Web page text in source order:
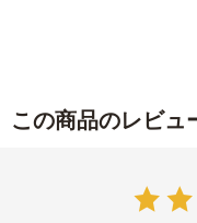
この商品のレビュ